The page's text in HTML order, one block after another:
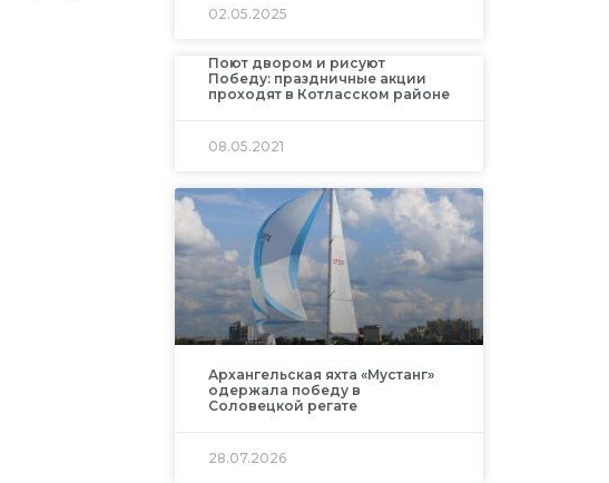
02.05.2025
Поют двором и рисуют
Победу: праздничные акции
проходят в Котласском районе
08.05.2021
Архангельская яхта «Мустанг»
одержала победу в
Соловецкой регате
28.07.2026